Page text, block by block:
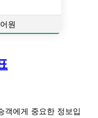
원
객에게 중요한 정보입